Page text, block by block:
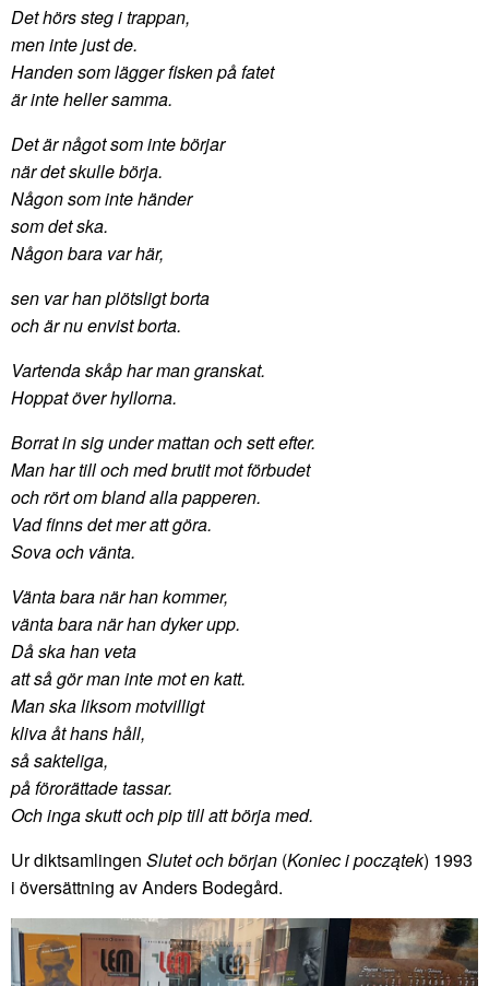
Det hörs steg i trappan,
men inte just de.
Handen som lägger fisken på fatet
är inte heller samma.
Det är något som inte börjar
när det skulle börja.
Någon som inte händer
som det ska.
Någon bara var här,
sen var han plötsligt borta
och är nu envist borta.
Vartenda skåp har man granskat.
Hoppat över hyllorna.
Borrat in sig under mattan och sett efter.
Man har till och med brutit mot förbudet
och rört om bland alla papperen.
Vad finns det mer att göra.
Sova och vänta.
Vänta bara när han kommer,
vänta bara när han dyker upp.
Då ska han veta
att så gör man inte mot en katt.
Man ska liksom motvilligt
kliva åt hans håll,
så sakteliga,
på förorättade tassar.
Och inga skutt och pip till att börja med.
Ur diktsamlingen Slutet och början (Koniec i początek) 1993
i översättning av Anders Bodegård.